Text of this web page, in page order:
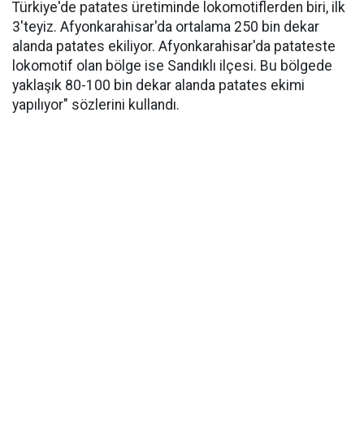
Türkiye'de patates üretiminde lokomotiflerden biri, ilk
3'teyiz. Afyonkarahisar'da ortalama 250 bin dekar
alanda patates ekiliyor. Afyonkarahisar'da patateste
lokomotif olan bölge ise Sandıklı ilçesi. Bu bölgede
yaklaşık 80-100 bin dekar alanda patates ekimi
yapılıyor" sözlerini kullandı.